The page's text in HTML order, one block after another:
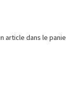
article dans le
été désactivées.